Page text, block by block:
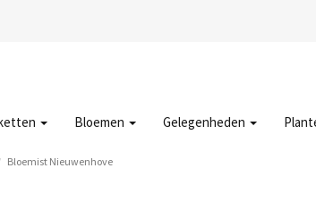
Bloemen Gelegenheden
Bloemist Nieuwenhove